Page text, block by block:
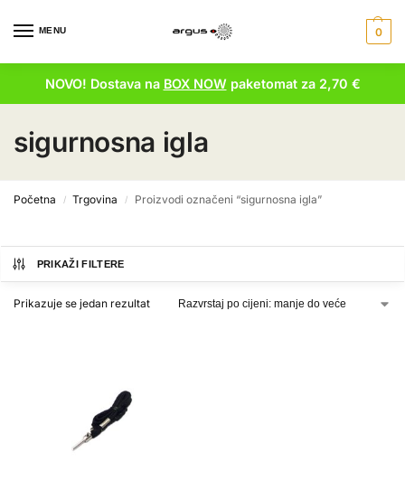
MENU 0
NOVO! Dostava na BOX NOWpaketomat za 2,70 €
sigurnosna igla
Početna / Trgovina / Proizvodi označeni “sigurnosna igla”
PRIKAŽI FILTERE
Prikazuje se jedan rezultat